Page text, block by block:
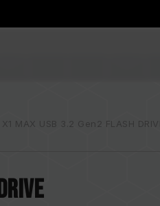
X1 MAX USB 3.2 Gen2 FLASH